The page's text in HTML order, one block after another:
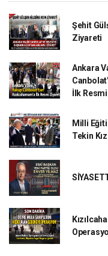
Şehit
Ziyareti
Ankara
İlk
Milli
Tekin